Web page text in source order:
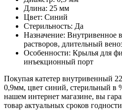
Длина: 25 мм
Цвет: Синий
Стерильность: Да
Назначение: Внутривенное
растворов, длительный
Особенности: Крылья для
инъекционный порт
Покупая катетер внутривенный
0,9мм, цвет синий, стерильный в
нашем интернет магазине, вы
товар актуальных сроков